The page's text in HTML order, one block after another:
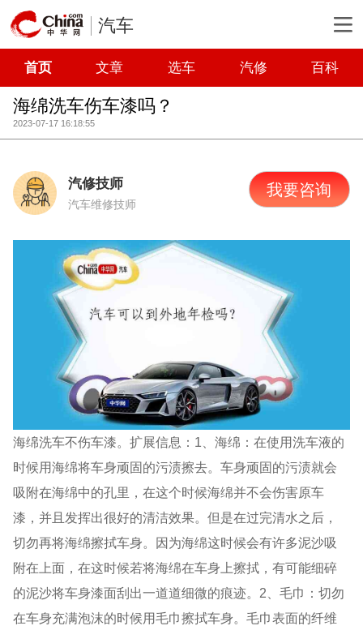
汽车
首页 文章 选车 汽修 百科
海绵洗车伤车漆吗？
2023-07-17 16:18:55
汽修技师
汽车维修技师
我要咨询
海绵洗车不伤车漆。扩展信息：1、海绵：在使用洗车液的
时候用海绵将车身顽固的污渍擦去。车身顽固的污渍就会
吸附在海绵中的孔里，在这个时候海绵并不会伤害原车
漆，并且发挥出很好的清洁效果。但是在过完清水之后，
切勿再将海绵擦拭车身。因为海绵这时候会有许多泥沙吸
附在上面，在这时候若将海绵在车身上擦拭，有可能细碎
的泥沙将车身漆面刮出一道道细微的痕迹。2、毛巾：切勿
在车身充满泡沫的时候用毛巾擦拭车身。毛巾表面的纤维